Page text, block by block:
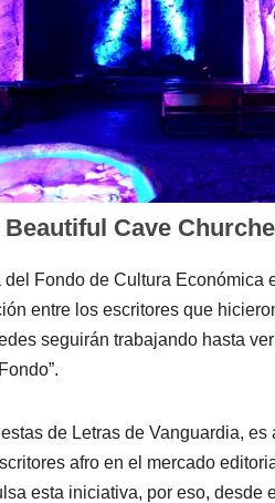
Fondo de Cultura Económica
entre los escritores que
seguirán trabajando hasta
de Letras de Vanguardia,
afro en el mercado
esta iniciativa, por eso, desde